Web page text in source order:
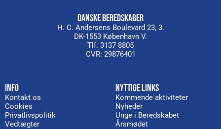
DANSKE BEREDSKABER
H. C. Andersens Boulevard 23, 3.
DK-1553 København V.
Tlf. 3137 8805
CVR: 29876401
INFO
Kontakt os
Cookies
Privatlivspolitik
Vedtægter
NYTTIGE LINKS
Kommende aktiviteter
Nyheder
Unge i Beredskabet
Årsmødet